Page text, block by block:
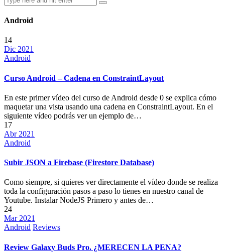
Android
14
Dic 2021
Android
Curso Android – Cadena en ConstraintLayout
En este primer vídeo del curso de Android desde 0 se explica cómo
maquetar una vista usando una cadena en ConstraintLayout. En el
siguiente vídeo podrás ver un ejemplo de…
17
Abr 2021
Android
Subir JSON a Firebase (Firestore Database)
Como siempre, si quieres ver directamente el vídeo donde se realiza
toda la configuración pasos a paso lo tienes en nuestro canal de
Youtube. Instalar NodeJS Primero y antes de…
24
Mar 2021
Android Reviews
Review Galaxy Buds Pro. ¿MERECEN LA PENA?